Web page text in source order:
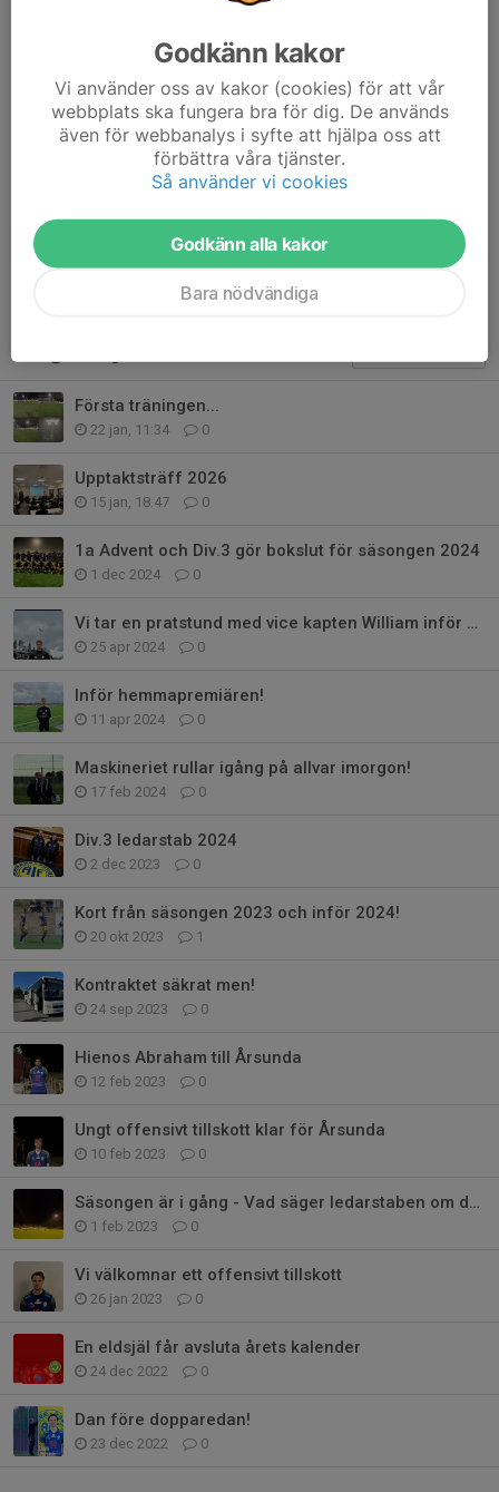
Dela nyhet
Kommentarer
Första träningen...
22 jan, 11:34 0
Upptaktsträff 2026
15 jan, 18:47 0
1a Advent och Div.3 gör bokslut för säsongen 2024
1 dec 2024 0
Vi tar en pratstund med vice kapten William inför Lördagens hemmamatch!
25 apr 2024 0
Inför hemmapremiären!
11 apr 2024 0
Maskineriet rullar igång på allvar imorgon!
17 feb 2024 0
Div.3 ledarstab 2024
2 dec 2023 0
Kort från säsongen 2023 och inför 2024!
20 okt 2023 1
Kontraktet säkrat men!
24 sep 2023 0
Hienos Abraham till Årsunda
12 feb 2023 0
Ungt offensivt tillskott klar för Årsunda
10 feb 2023 0
Säsongen är i gång - Vad säger ledarstaben om de första veckorna?
1 feb 2023 0
Vi välkomnar ett offensivt tillskott
26 jan 2023 0
En eldsjäl får avsluta årets kalender
24 dec 2022 0
Dan före dopparedan!
23 dec 2022 0
Godkänn kakor
Vi använder oss av kakor (cookies) för att vår
webbplats ska fungera bra för dig. De används
även för webbanalys i syfte att hjälpa oss att
förbättra våra tjänster.
Så använder vi cookies
Godkänn alla kakor
Bara nödvändiga